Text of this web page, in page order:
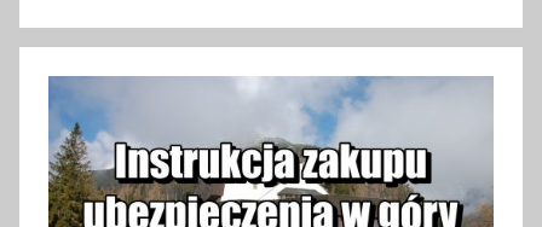
9
l
i
s
t
o